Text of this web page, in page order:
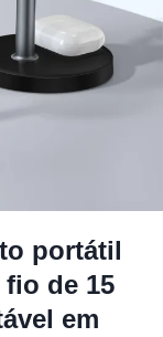
portátil
de 15
em